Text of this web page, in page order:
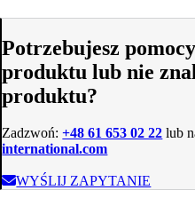
Potrzebujesz
produktu lub nie
produktu?
Zadzwoń:+48 61 653 02 22 lub
international.com
WYŚLIJ ZAPYTANIE